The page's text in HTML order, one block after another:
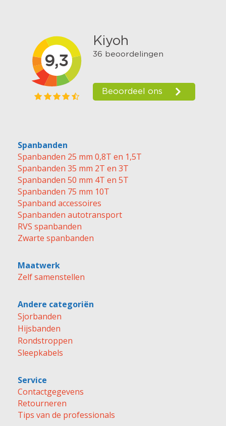
Spanbanden
Spanbanden 25 mm 0,8T en 1,5T
Spanbanden 35 mm 2T en 3T
Spanbanden 50 mm 4T en 5T
Spanbanden 75 mm 10T
Spanband accessoires
Spanbanden autotransport
RVS spanbanden
Zwarte spanbanden
Maatwerk
Zelf samenstellen
Andere categoriën
Sjorbanden
Hijsbanden
Rondstroppen
Sleepkabels
Service
Contactgegevens
Retourneren
Tips van de professionals